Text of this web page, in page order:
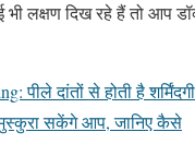
लक्षण दिख रहे हैं तो आप
पीले दांतों से होती है
सकेंगे आप, जानिए कैसे